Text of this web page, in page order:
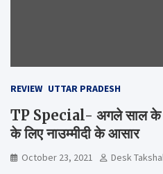
REVIEW UTTAR PRADESH
TP Special- अगले साल के
के लिए नाउम्मीदी के आसार
October 23, 2021 Desk